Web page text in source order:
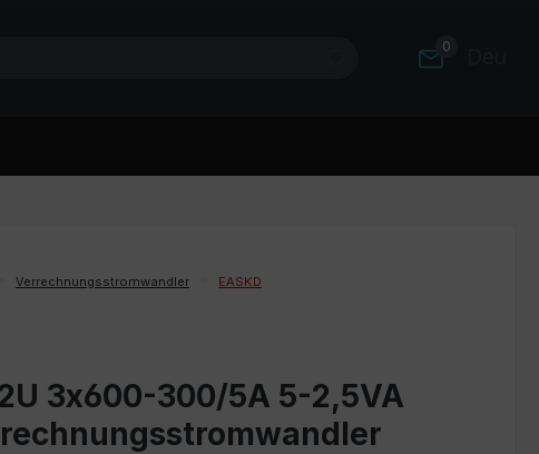
0
Verrechnungsstromwandler EASKD
2U 3x600-300/5A 5-2,5VA